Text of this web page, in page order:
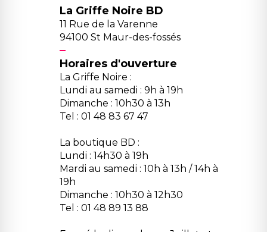
La Griffe Noire BD
11 Rue de la Varenne
94100 St Maur-des-fossés
Horaires d'ouverture
La Griffe Noire :
Lundi au samedi : 9h à 19h
Dimanche : 10h30 à 13h
Tel : 01 48 83 67 47
La boutique BD :
Lundi : 14h30 à 19h
Mardi au samedi : 10h à 13h / 14h à
19h
Dimanche : 10h30 à 12h30
Tel : 01 48 89 13 88